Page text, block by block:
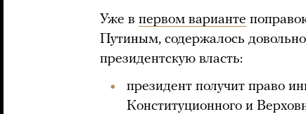
Уже в первом варианте
Путиным, содержалось
президентскую власть:
президент получит право
Конституционного и